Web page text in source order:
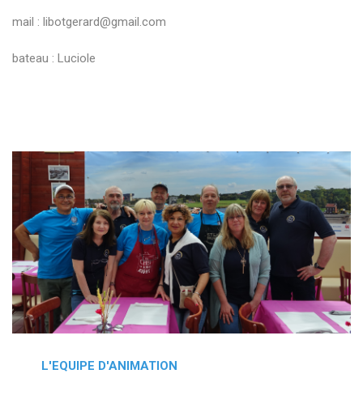
mail : libotgerard@gmail.com
bateau : Luciole
L'EQUIPE D'ANIMATION